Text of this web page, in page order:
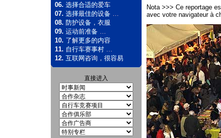
06.选择合适的爱车
07.选择最佳的设备 …
08.防护设备，衣服
09.运动前准备 …
10.了解更多的内容
11.自行车赛事村 …
12.互联网咨询，很容易
直接进入
Nota >>> Ce reportage
avec votre navigateur à